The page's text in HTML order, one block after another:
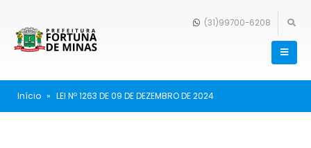
(31)99700-6208
Início » LEI Nº 1263 DE 09 DE DEZEMBRO DE 2024